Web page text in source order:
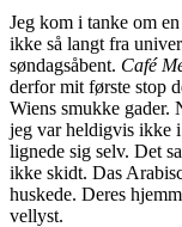
Jeg kom i tanke om
ikke så langt fra
søndagsåbent. Café
derfor mit første stop
Wiens smukke gader.
jeg var heldigvis ikke
lignede sig selv. Det
ikke skidt. Das
huskede. Deres
vellyst.